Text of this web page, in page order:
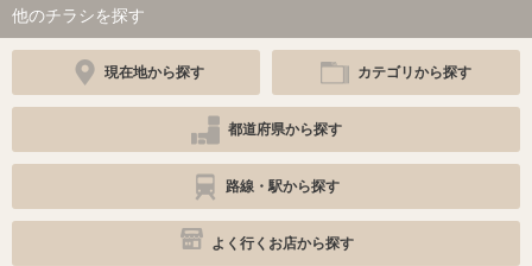
他のチラシを探す
現在地から探す カテゴリから探す
都道府県から探す
路線・駅から探す
よく行くお店から探す